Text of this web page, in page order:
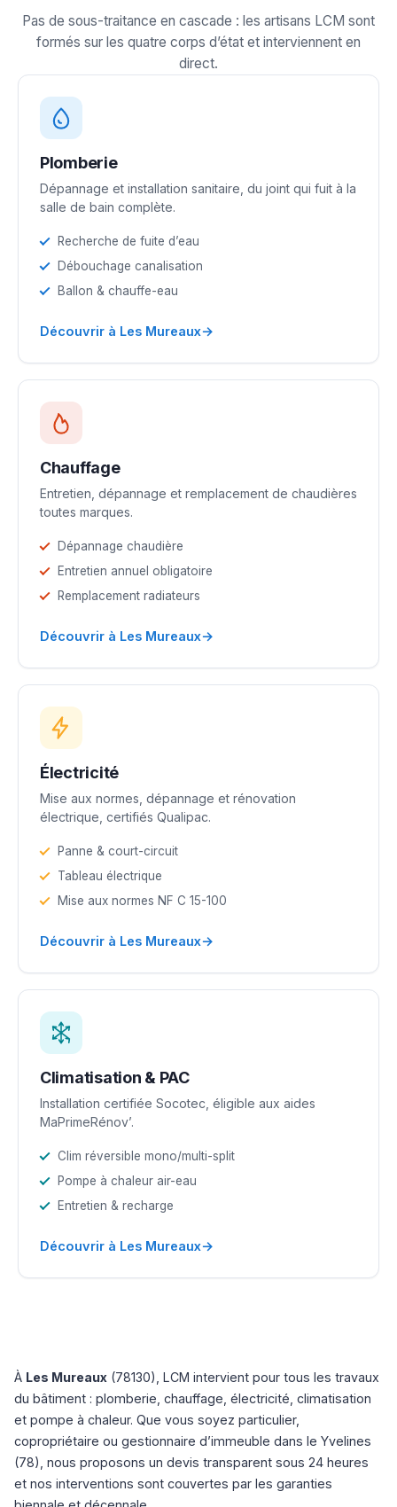
Pas de sous-traitance en cascade : les artisans LCM sont
formés sur les quatre corps d’état et interviennent en
direct.
Plomberie
Dépannage et installation sanitaire, du joint qui fuit à la
salle de bain complète.
Recherche de fuite d’eau
Débouchage canalisation
Ballon & chauffe-eau
Découvrir à Les Mureaux→
Chauffage
Entretien, dépannage et remplacement de chaudières
toutes marques.
Dépannage chaudière
Entretien annuel obligatoire
Remplacement radiateurs
Découvrir à Les Mureaux→
Électricité
Mise aux normes, dépannage et rénovation
électrique, certifiés Qualipac.
Panne & court-circuit
Tableau électrique
Mise aux normes NF C 15-100
Découvrir à Les Mureaux→
Climatisation & PAC
Installation certifiée Socotec, éligible aux aides
MaPrimeRénov’.
Clim réversible mono/multi-split
Pompe à chaleur air-eau
Entretien & recharge
Découvrir à Les Mureaux→
À Les Mureaux (78130), LCM intervient pour tous les travaux
du bâtiment : plomberie, chauffage, électricité, climatisation
et pompe à chaleur. Que vous soyez particulier,
copropriétaire ou gestionnaire d’immeuble dans le Yvelines
(78), nous proposons un devis transparent sous 24 heures
et nos interventions sont couvertes par les garanties